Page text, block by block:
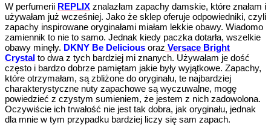
W perfumerii REPLIX znalazłam zapachy damskie, które znałam i
używałam już wcześniej. Jako że sklep oferuje odpowiedniki, czyli
zapachy inspirowane oryginałami miałam lekkie obawy. Wiadomo
zamiennik to nie to samo. Jednak kiedy paczka dotarła, wszelkie
obawy minęły. DKNY Be Delicious oraz Versace Bright
Crystal to dwa z tych bardziej mi znanych. Używałam je dość
często i bardzo dobrze pamiętam jakie były wyjątkowe. Zapachy,
które otrzymałam, są zbliżone do oryginału, te najbardziej
charakterystyczne nuty zapachowe są wyczuwalne, mogę
powiedzieć z czystym sumieniem, że jestem z nich zadowolona.
Oczywiście ich trwałość nie jest tak dobra, jak oryginału, jednak
dla mnie w tym przypadku bardziej liczy się sam zapach.